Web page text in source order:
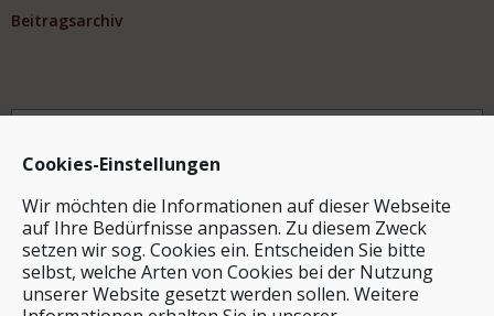
Cookies-Einstellungen
Wir möchten die Informationen auf dieser Webseite
auf Ihre Bedürfnisse anpassen. Zu diesem Zweck
setzen wir sog. Cookies ein. Entscheiden Sie bitte
selbst, welche Arten von Cookies bei der Nutzung
unserer Website gesetzt werden sollen. Weitere
Beitragsarchiv
Archiv
Stichwortsuche